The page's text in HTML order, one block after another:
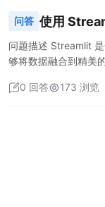
三名：50 元（1名）
问答 使用
问题描述 Streamlit
够将数据融合到精美
界面方面的能力，同
0 回答 173 浏览